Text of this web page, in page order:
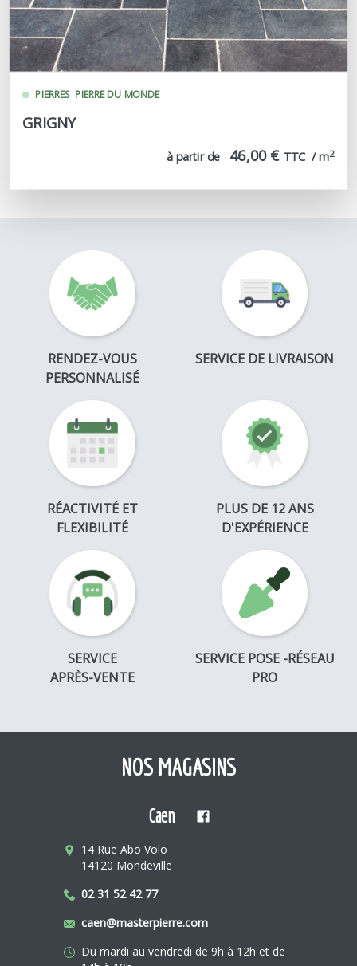
PIERRES PIERRE DU MONDE
GRIGNY
à partir de 46,00 € TTC  / m2
RENDEZ-VOUS
PERSONNALISÉ
SERVICE DE LIVRAISON
RÉACTIVITÉ ET
FLEXIBILITÉ
PLUS DE 12 ANS
D'EXPÉRIENCE
SERVICE
APRÈS-VENTE
SERVICE POSE -RÉSEAU
PRO
NOS MAGASINS
Caen
14 Rue Abo Volo
14120 Mondeville
02 31 52 42 77
caen@masterpierre.com
Du mardi au vendredi de 9h à 12h et de